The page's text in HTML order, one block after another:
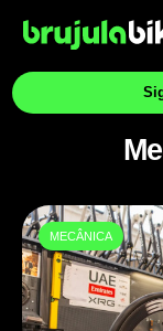
MECÂNICA